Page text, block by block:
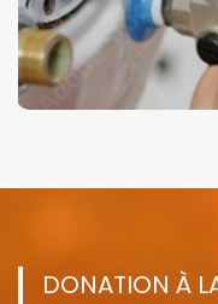
DONATION À